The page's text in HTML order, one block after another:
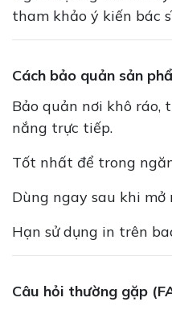
tham khảo ý kiến bác
Cách bảo quản sản
Bảo quản nơi khô ráo,
nắng trực tiếp.
Tốt nhất để trong
Dùng ngay sau khi mở
Hạn sử dụng in trên
Câu hỏi thường gặp